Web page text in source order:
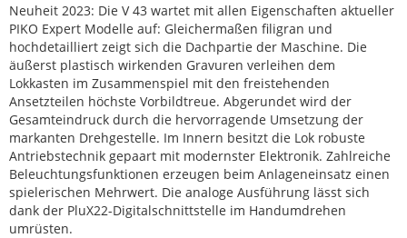
Neuheit 2023: Die V 43 wartet mit allen Eigenschaften aktueller
PIKO Expert Modelle auf: Gleichermaßen filigran und
hochdetailliert zeigt sich die Dachpartie der Maschine. Die
äußerst plastisch wirkenden Gravuren verleihen dem
Lokkasten im Zusammenspiel mit den freistehenden
Ansetzteilen höchste Vorbildtreue. Abgerundet wird der
Gesamteindruck durch die hervorragende Umsetzung der
markanten Drehgestelle. Im Innern besitzt die Lok robuste
Antriebstechnik gepaart mit modernster Elektronik. Zahlreiche
Beleuchtungsfunktionen erzeugen beim Anlageneinsatz einen
spielerischen Mehrwert. Die analoge Ausführung lässt sich
dank der PluX22-Digitalschnittstelle im Handumdrehen
umrüsten.